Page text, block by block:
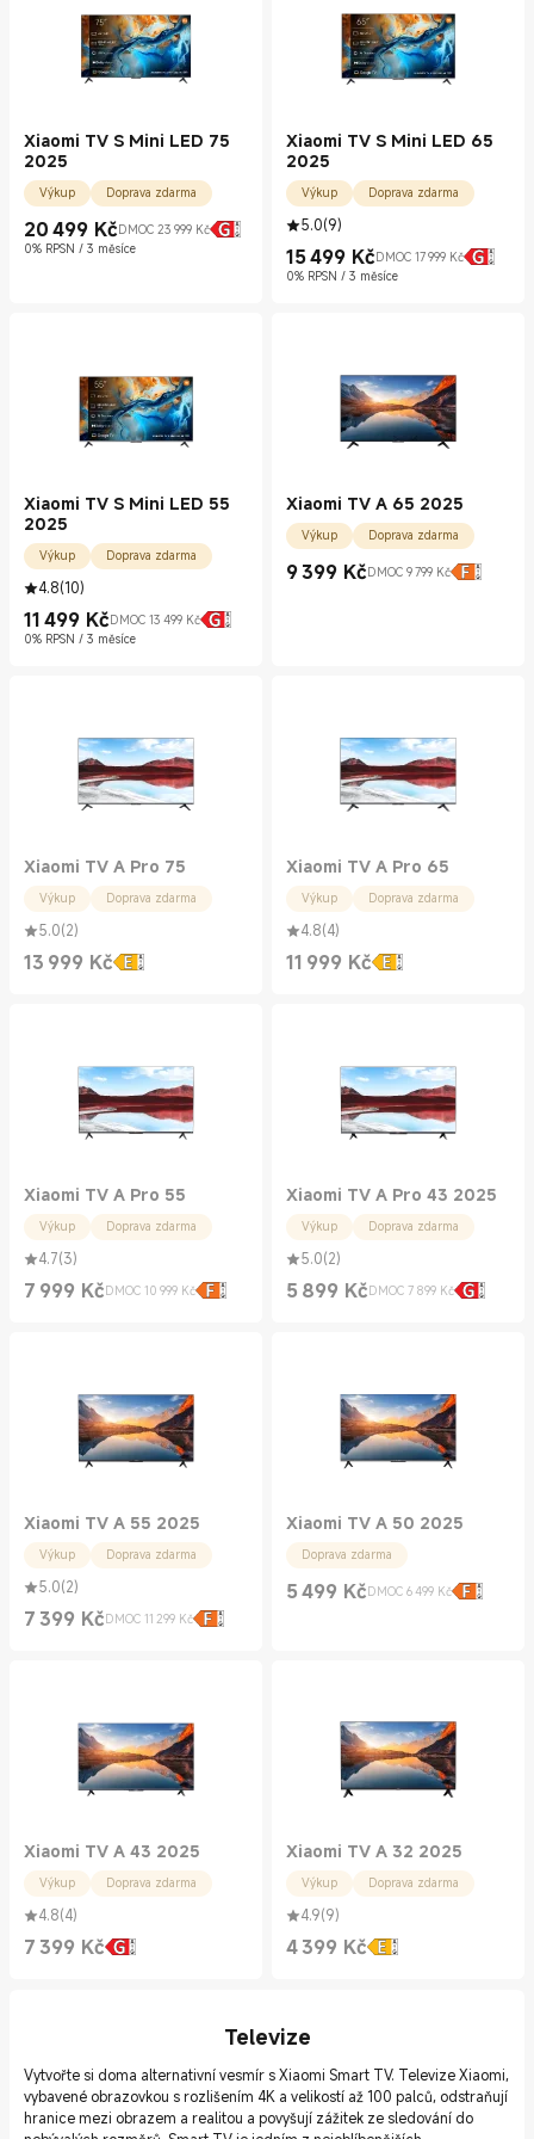
Xiaomi TV S Mini LED 75
2025
Výkup Doprava zdarma
20 499 Kč
Current Price Kč20499.00
DMOC 23 999 Kč
Doporučená cena 23 999 Kč
0% RPSN / 3 měsíce
Xiaomi TV S Mini LED 65
2025
Výkup Doprava zdarma
5.0(9)
15 499 Kč
Current Price Kč15499.00
DMOC 17 999 Kč
Doporučená cena 17 999 Kč
0% RPSN / 3 měsíce
Xiaomi TV S Mini LED 55
2025
Výkup Doprava zdarma
4.8(10)
11 499 Kč
Current Price Kč11499.00
DMOC 13 499 Kč
Doporučená cena 13 499 Kč
0% RPSN / 3 měsíce
Xiaomi TV A 65 2025
Výkup Doprava zdarma
9 399 Kč
Current Price Kč9399.00
DMOC 9 799 Kč
Doporučená cena 9 799 Kč
Xiaomi TV A Pro 75
Výkup Doprava zdarma
5.0(2)
13 999 Kč
Current Price Kč13999.00
Xiaomi TV A Pro 65
Výkup Doprava zdarma
4.8(4)
11 999 Kč
Current Price Kč11999.00
Xiaomi TV A Pro 55
Výkup Doprava zdarma
4.7(3)
7 999 Kč
Current Price Kč7999.00
DMOC 10 999 Kč
Doporučená cena 10 999 Kč
Xiaomi TV A Pro 43 2025
Výkup Doprava zdarma
5.0(2)
5 899 Kč
Current Price Kč5899.00
DMOC 7 899 Kč
Doporučená cena 7 899 Kč
Xiaomi TV A 55 2025
Výkup Doprava zdarma
5.0(2)
7 399 Kč
Current Price Kč7399.00
DMOC 11 299 Kč
Doporučená cena 11 299 Kč
Xiaomi TV A 50 2025
Doprava zdarma
5 499 Kč
Current Price Kč5499.00
DMOC 6 499 Kč
Doporučená cena 6 499 Kč
Xiaomi TV A 43 2025
Výkup Doprava zdarma
4.8(4)
7 399 Kč
Current Price Kč7399.00
Xiaomi TV A 32 2025
Výkup Doprava zdarma
4.9(9)
4 399 Kč
Current Price Kč4399.00
Televize
Vytvořte si doma alternativní vesmír s Xiaomi Smart TV. Televize Xiaomi,
vybavené obrazovkou s rozlišením 4K a velikostí až 100 palců, odstraňují
hranice mezi obrazem a realitou a povyšují zážitek ze sledování do